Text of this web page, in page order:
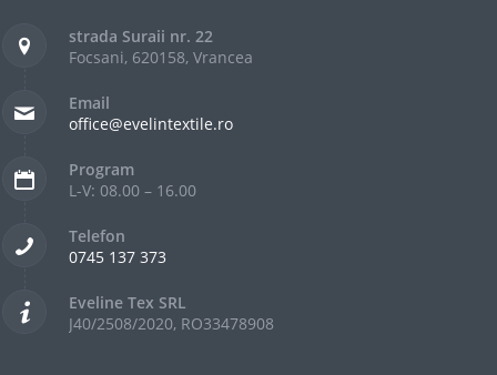
strada Suraii nr. 22
Focsani, 620158, Vrancea
Email
office@evelintextile.ro
Program
L-V: 08.00 – 16.00
Telefon
0745 137 373
Eveline Tex SRL
J40/2508/2020, RO33478908